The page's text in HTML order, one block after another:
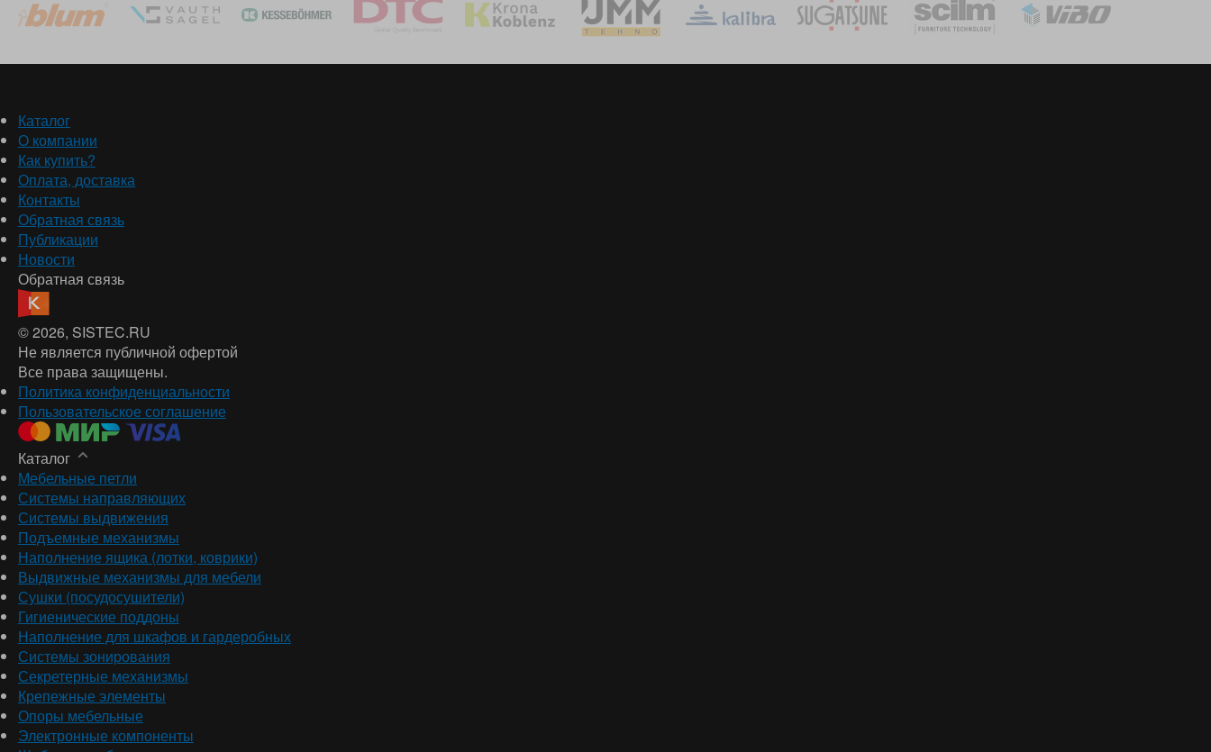
Каталог
О компании
Как купить?
Оплата, доставка
Контакты
Обратная связь
Публикации
Новости
Обратная связь
© 2026, SISTEC.RU
Не является публичной офертой
Все права защищены.
Политика конфиденциальности
Пользовательское соглашение
Каталог
Мебельные петли
Системы направляющих
Системы выдвижения
Подъемные механизмы
Наполнение ящика (лотки, коврики)
Выдвижные механизмы для мебели
Сушки (посудосушители)
Гигиенические поддоны
Наполнение для шкафов и гардеробных
Системы зонирования
Секретерные механизмы
Крепежные элементы
Опоры мебельные
Электронные компоненты